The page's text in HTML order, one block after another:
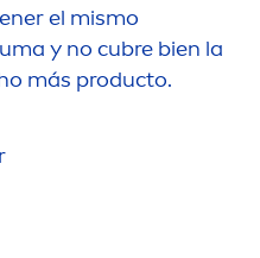
el mismo
y no cubre bien la
más producto.